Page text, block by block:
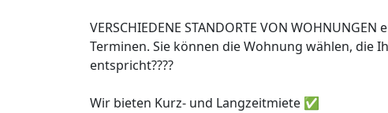
VERSCHIEDENE STANDORTE VON
Terminen. Sie können die Wohnung wählen, die
entspricht????
Wir bieten Kurz- und Langzeitmiete ✅